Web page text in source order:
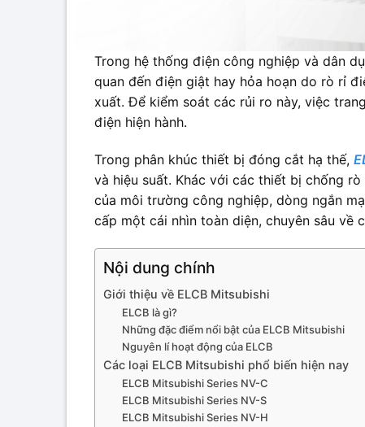
Trong hệ thống điện công nghiệp và dân
quan đến điện giật hay hỏa hoạn do rò rỉ
xuất. Để kiểm soát các rủi ro này, việc
điện hiện hành.
Trong phân khúc thiết bị đóng cắt hạ thế,
và hiệu suất. Khác với các thiết bị chống
của môi trường công nghiệp, dòng ngắn
cấp một cái nhìn toàn diện, chuyên sâu về
Nội dung chính
Giới thiệu về ELCB Mitsubishi
ELCB là gì?
Những đặc điểm nổi bật của ELCB Mitsubishi
Nguyên lí hoạt động của ELCB
Các loại ELCB Mitsubishi phổ biến hiện nay
ELCB Mitsubishi Series NV-C
ELCB Mitsubishi Series NV-S
ELCB Mitsubishi Series NV-H